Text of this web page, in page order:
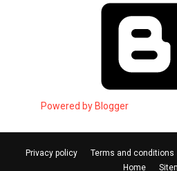
Powered by Blogger
Privacy policy Terms and conditions
Home